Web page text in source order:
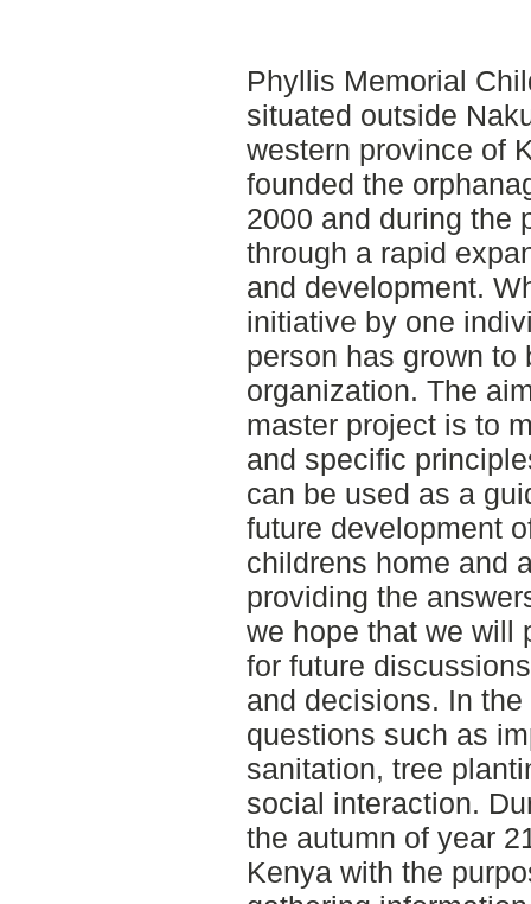
Phyllis Memorial
situated outside
western province of
founded the
2000 and during the
through a rapid
and development.
initiative by one
person has grown to
organization. The
master project is to
and specific
can be used as a
future development
childrens home and
providing the
we hope that we will
for future discussions
and decisions. In
questions such as
sanitation, tree
social interaction.
the autumn of year
Kenya with the